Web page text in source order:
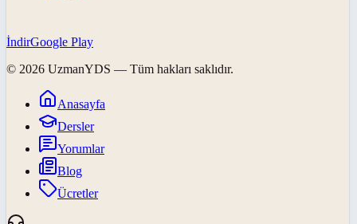
İndirGoogle Play
© 2026 UzmanYDS — Tüm hakları saklıdır.
Anasayfa
Dersler
Yorumlar
Blog
Ücretler